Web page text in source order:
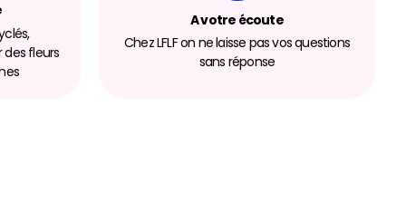
des fleurs
A votre écoute
Chez LFLF on ne laisse pas vos questions
sans réponse